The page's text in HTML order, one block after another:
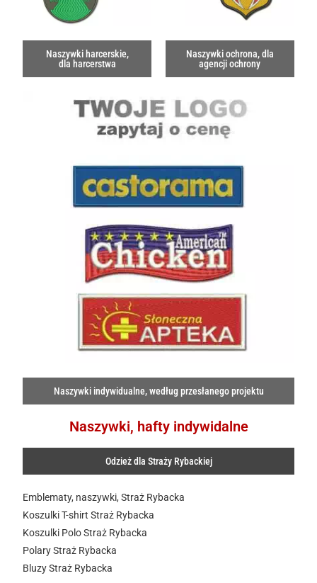
Naszywki harcerskie,
dla harcerstwa
Naszywki ochrona, dla
agencji ochrony
Naszywki indywidualne, według przesłanego projektu
Naszywki, hafty indywidalne
Odzież dla Straży Rybackiej
Emblematy, naszywki, Straż Rybacka
Koszulki T-shirt Straż Rybacka
Koszulki Polo Straż Rybacka
Polary Straż Rybacka
Bluzy Straż Rybacka